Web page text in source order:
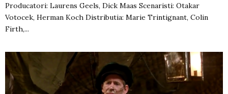
Producatori: Laurens Geels, Dick Maas Scenaristi: Otakar
Votocek, Herman Koch Distributia: Marie Trintignant, Colin
Firth,...